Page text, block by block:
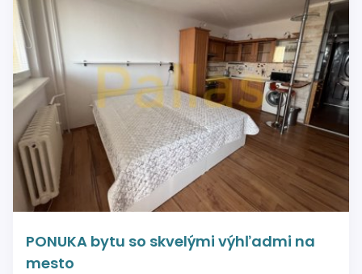
PONUKA bytu so skvelými výhľadmi na
mesto